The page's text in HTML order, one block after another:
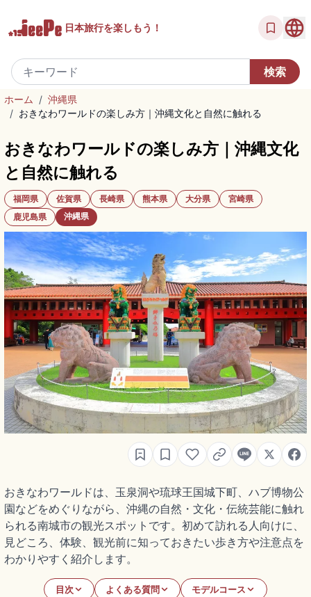
日本旅行を楽しもう！
ホーム / 沖縄県
/ おきなわワールドの楽しみ方｜沖縄文化と自然に触れる
おきなわワールドの楽しみ方｜沖縄文化
と自然に触れる
福岡県 佐賀県 長崎県 熊本県 大分県
宮崎県
鹿児島県
沖縄県
おきなわワールドは、玉泉洞や琉球王国城下町、ハブ博物公
園などをめぐりながら、沖縄の自然・文化・伝統芸能に触れ
られる南城市の観光スポットです。初めて訪れる人向けに、
見どころ、体験、観光前に知っておきたい歩き方や注意点を
わかりやすく紹介します。
目次 よくある質問 モデルコース